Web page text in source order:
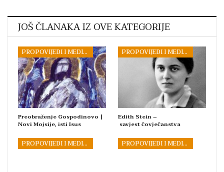
JOŠ ČLANAKA IZ OVE KATEGORIJE
PROPOVIJEDI I MEDITACIJE
Preobraženje Gospodinovo |
Novi Mojsije, isti Isus
PROPOVIJEDI I MEDITACIJE
Edith Stein –
savjest čovječanstva
PROPOVIJEDI I MEDITACIJE PROPOVIJEDI I MEDITACIJE